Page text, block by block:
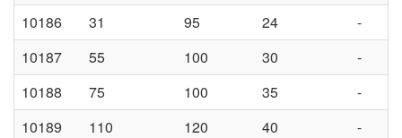
10186
31 95 24
-
10187
55 100 30
-
10188
75 100 35
-
10189
110 120 40
-